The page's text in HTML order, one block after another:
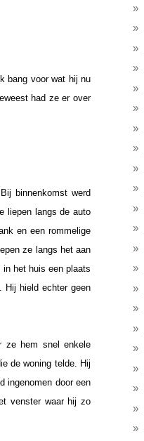
bang voor wat hij nu
had ze er over
binnenkomst werd
liepen langs de auto
en een rommelige
ze langs het aan
in het huis een plaats
Hij hield echter geen
ze hem snel enkele
de woning telde. Hij
ingenomen door een
venster waar hij zo